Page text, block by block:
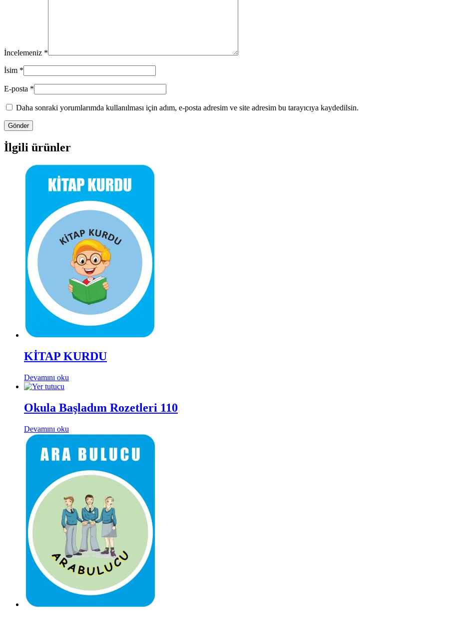
İncelemeniz *
İsim *
E-posta *
Daha sonraki yorumlarımda kullanılması için adım, e-posta adresim ve site adresim bu tarayıcıya kaydedilsin.
İlgili ürünler
KİTAP KURDU
Devamını oku
Okula Başladım Rozetleri 110
Devamını oku